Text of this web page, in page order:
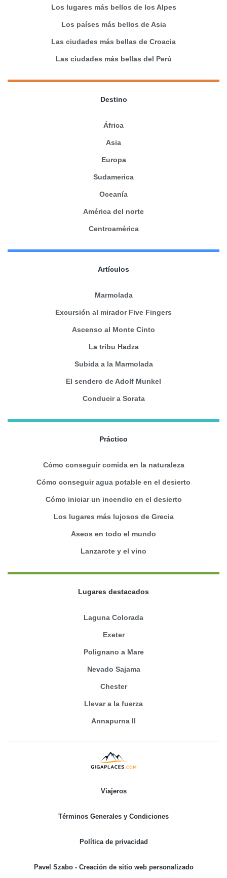
Los lugares más bellos de los Alpes
Los países más bellos de Asia
Las ciudades más bellas de Croacia
Las ciudades más bellas del Perú
Destino
África
Asia
Europa
Sudamerica
Oceanía
América del norte
Centroamérica
Artículos
Marmolada
Excursión al mirador Five Fingers
Ascenso al Monte Cinto
La tribu Hadza
Subida a la Marmolada
El sendero de Adolf Munkel
Conducir a Sorata
Práctico
Cómo conseguir comida en la naturaleza
Cómo conseguir agua potable en el desierto
Cómo iniciar un incendio en el desierto
Los lugares más lujosos de Grecia
Aseos en todo el mundo
Lanzarote y el vino
Lugares destacados
Laguna Colorada
Exeter
Polignano a Mare
Nevado Sajama
Chester
Llevar a la fuerza
Annapurna II
Viajeros
Términos Generales y Condiciones
Política de privacidad
Pavel Szabo - Creación de sitio web personalizado